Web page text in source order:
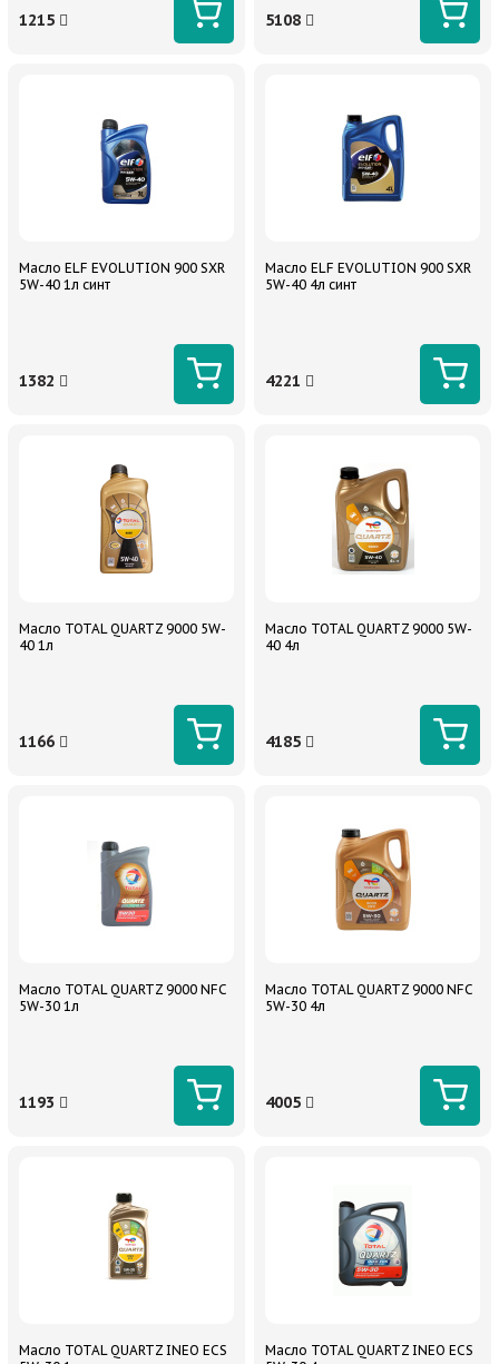
1215 5108
Масло ELF EVOLUTION 900 SXR
5W-40 1л синт
1382
Масло ELF EVOLUTION 900 SXR
5W-40 4л синт
4221
Масло TOTAL QUARTZ 9000 5W-
40 1л
1166
Масло TOTAL QUARTZ 9000 5W-
40 4л
4185
Масло TOTAL QUARTZ 9000 NFC
5W-30 1л
1193
Масло TOTAL QUARTZ 9000 NFC
5W-30 4л
4005
Масло TOTAL QUARTZ INEO ECS
Масло TOTAL QUARTZ INEO ECS